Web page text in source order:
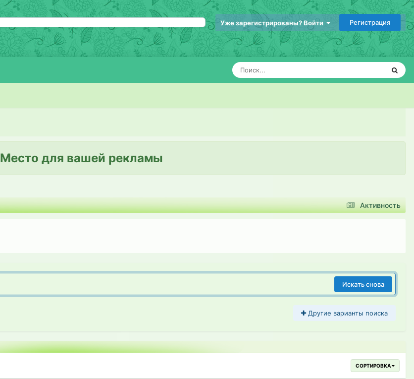
Уже зарегистрированы? Войти Регистрация
Место для вашей рекламы
Активность
Искать снова
Другие варианты поиска
СОРТИРОВКА